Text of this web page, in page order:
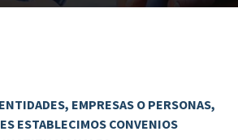
EMPRESAS O PERSONAS,
ESTABLECIMOS CONVENIOS